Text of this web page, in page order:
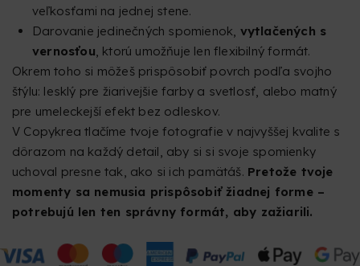
veľkosťami na jednej stene.
Darovanie jedinečných spomienok, vytlačených s
vernosťou, ktorú umožňuje len flexibilný formát.
Okrem toho si môžeš prispôsobiť povrch podľa svojho
štýlu: lesklý pre žiarivejšie farby a svetlosť, alebo matný
pre umeleckejší efekt bez odleskov.
V Copykrea tlačíme tvoje fotografie v najvyššej kvalite s
dôrazom na každý detail, aby si si svoje spomienky
uchoval presne tak, ako si ich pamätáš. Pretože tvoje
momenty sa nemusia prispôsobiť žiadnej forme –
potrebujú len ten správny formát, aby zažiarili.